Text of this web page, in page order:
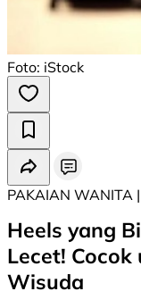
Foto: iStock
PAKAIAN WANITA |
Heels yang
Lecet!
Wisuda